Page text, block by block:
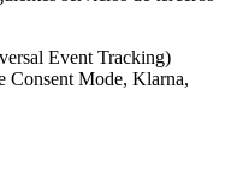
Event Tracking)
Consent Mode, Klarna,